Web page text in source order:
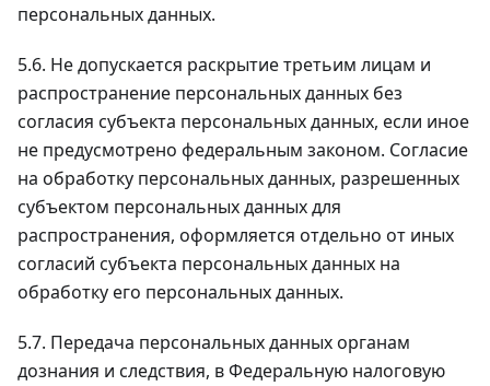
персональных данных.
5.6. Не допускается раскрытие третьим лицам и
распространение персональных данных без
согласия субъекта персональных данных, если иное
не предусмотрено федеральным законом. Согласие
на обработку персональных данных, разрешенных
субъектом персональных данных для
распространения, оформляется отдельно от иных
согласий субъекта персональных данных на
обработку его персональных данных.
5.7. Передача персональных данных органам
дознания и следствия, в Федеральную налоговую